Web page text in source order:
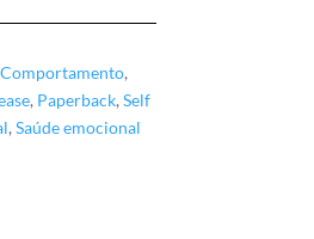
Comportamento,
, Paperback,Self
,Saúde emocional